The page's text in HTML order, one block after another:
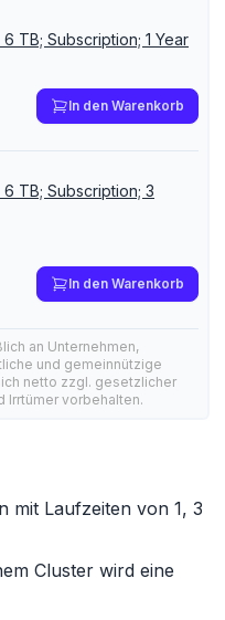
TB; Subscription; 1 Year
In den Warenkorb
TB; Subscription; 3
In den Warenkorb
an Unternehmen,
und gemeinnützige
netto zzgl. gesetzlicher
Irrtümer vorbehalten.
mit Laufzeiten von 1, 3
Cluster wird eine